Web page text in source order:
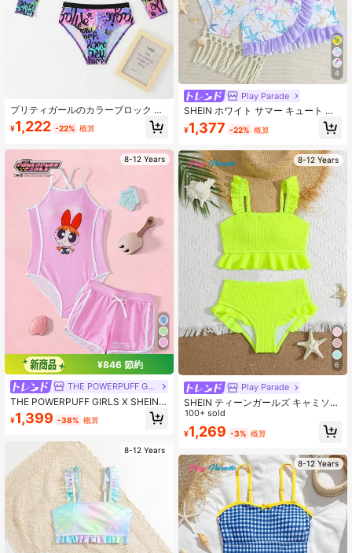
プリティガールのカラーブロック ト
リミング キャミソップ、クルーネッ
ク 長袖オールオーバープリントビキ
¥1,222 -22% 概算
8-12 Years
¥846 節約
THE POWERPUFF GIRLS
THE POWERPUFF GIRLS X SHEIN
ティーンガール用 カートゥーン柄 カ
ラーブロック ワンピース水着＆ドロ
ョーツ 水着セット
¥1,399 -38% 概算
8-12 Years
4
Play Parade
SHEIN ホワイト サマー キュート ホ
リデー プールパーティー バケーショ
ン ホリデー ティーンガール 3点セッ
リゾートスタイルビキニ水着 ティー
ンガール用
¥1,377 -22% 概算
8-12 Years
6
Play Parade
SHEIN ティーンガールズ キャミソー
ル型ビキニ 無地 フリルトリム 特殊
素材
100+ sold
¥1,269 -3% 概算
8-12 Years